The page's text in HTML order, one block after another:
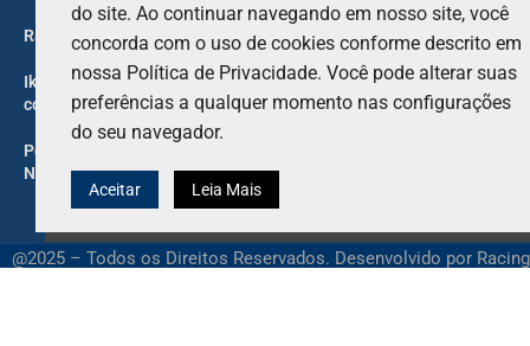
Rafa Câmara foca na Haas e Red Bull anuncia novo integrante
Iker Lecuona surpreso com o contato de Franco Morbidelli na
corrida sprint do MotoGP em Silverstone
Por que Kyle Larson tentará garantir sua vaga no Knoxville
Nationals, mesmo que não possa competir
@2025 – Todos os Direitos Reservados. Desenvolvido por Racing
do site. Ao continuar navegando em nosso site, você
concorda com o uso de cookies conforme descrito em
nossa Política de Privacidade. Você pode alterar suas
preferências a qualquer momento nas configurações
do seu navegador.
Aceitar Leia Mais